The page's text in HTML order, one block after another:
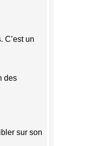
C’est un
des
sur son